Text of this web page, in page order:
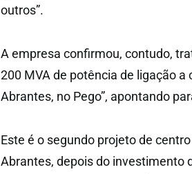
outros”.
A empresa confirmou, contudo,
200 MVA de potência de ligação
Abrantes, no Pego”, apontando
Este é o segundo projeto de
Abrantes, depois do investimento